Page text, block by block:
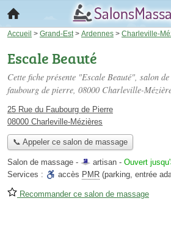
Accueil > Grand-Est > Ardennes > Charleville-
Escale Beauté
Cette fiche présente "Escale Beauté", salon de
faubourg de pierre, 08000 Charleville-
25 Rue du Faubourg de Pierre
08000 Charleville-Mézières
📞 Appeler ce salon de massage
Salon de massage - artisan - Ouvert
Services :
accès PMR (parking, entrée
Recommander ce salon de massage